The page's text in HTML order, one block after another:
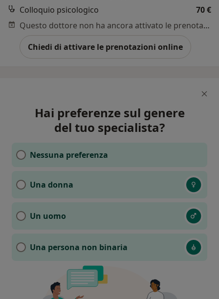
Colloquio psicologico
70 €
Questo dottore non ha ancora attivato le prenotazioni online presso questo indirizzo.
Chiedi di attivare le prenotazioni online
Hai preferenze sul genere
del tuo specialista?
Nessuna preferenza
Una donna
Un uomo
Una persona non binaria